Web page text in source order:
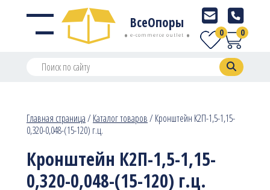
ВсеОпоры
e-commerce outlet 0
0
Главная страница/Каталог товаров/Кронштейн К2П-1,5-1,15-
0,320-0,048-(15-120) г.ц.
Кронштейн К2П-1,5-1,15-
0,320-0,048-(15-120) г.ц.